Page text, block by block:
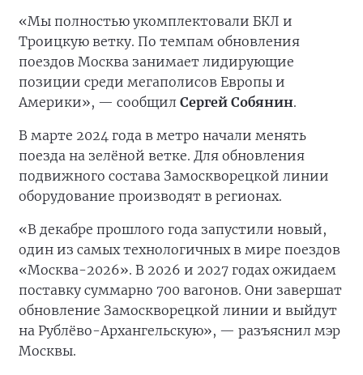
«Мы полностью укомплектовали БКЛ и
Троицкую ветку. По темпам обновления
поездов Москва занимает лидирующие
позиции среди мегаполисов Европы и
Америки», — сообщил Сергей Собянин.
В марте 2024 года в метро начали менять
поезда на зелёной ветке. Для обновления
подвижного состава Замоскворецкой линии
оборудование производят в регионах.
«В декабре прошлого года запустили новый,
один из самых технологичных в мире поездов
«Москва-2026». В 2026 и 2027 годах ожидаем
поставку суммарно 700 вагонов. Они завершат
обновление Замоскворецкой линии и выйдут
на Рублёво-Архангельскую», — разъяснил мэр
Москвы.